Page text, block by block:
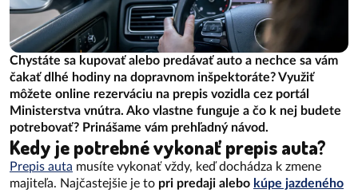
Chystáte sa kupovať alebo predávať auto a nechce sa vám
čakať dlhé hodiny na dopravnom inšpektoráte? Využiť
môžete online rezerváciu na prepis vozidla cez portál
Ministerstva vnútra. Ako vlastne funguje a čo k nej budete
potrebovať? Prinášame vám prehľadný návod.
Kedy je potrebné vykonať prepis auta?
Prepis auta musíte vykonať vždy, keď dochádza k zmene
majiteľa. Najčastejšie je to pri predaji alebo kúpe jazdeného